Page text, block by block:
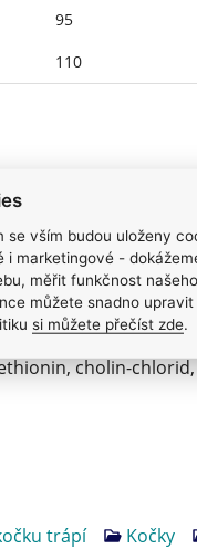
95
110
drůbeží tuk,
kukuřičné
MOS
cholin-
trápí Kočky
se vším budou uloženy
i marketingové -
měřit funkčnost
můžete snadno
si můžete přečíst zde.